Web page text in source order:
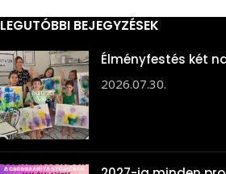
LEGUTÓBBI BEJEGYZÉSEK
Élményfestés két
2026.07.30.